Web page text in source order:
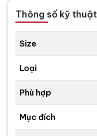
Thông số kỹ thuật
Size
Loại
Phù hợp
Mục đích